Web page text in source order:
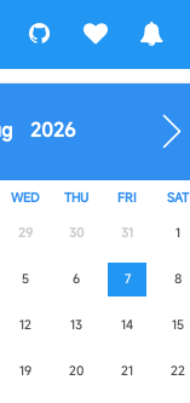
2026
WED THU FRI SAT
29 30 31 1
5 6 7 8
12 13 14 15
19 20 21 22